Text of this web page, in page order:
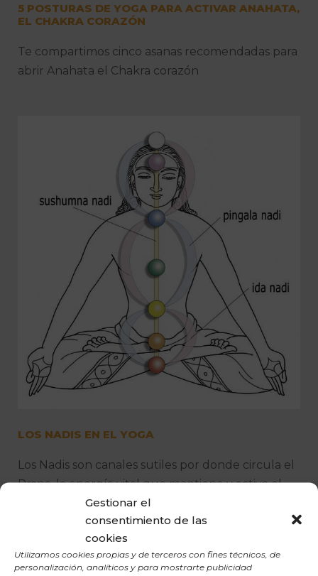
Gestionar el
consentimiento de las
cookies
Utilizamos cookies propias y de terceros con fines técnicos, de
personalización, analíticos y para mostrarte publicidad
5 POSTURAS DE YOGA PARA ACTIVAR ANAHATA,
EL CHAKRA CORAZÓN
Te compartimos cinco asanas recomendadas para
abrir Anahata el Chakra corazón
LOS NADIS EN EL YOGA
Los Nadis son canales sutiles por donde circula el
Prana, la energía vital que mantiene y activa el